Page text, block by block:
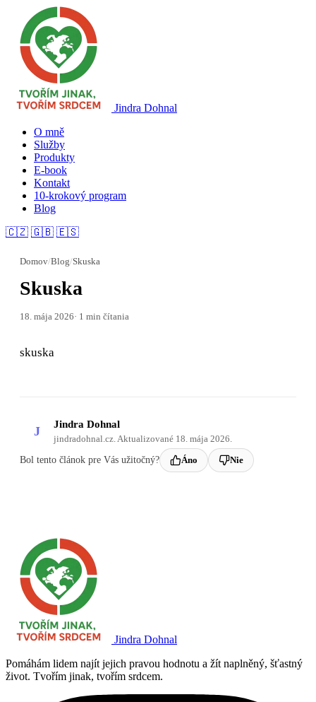
Jindra Dohnal
O mně
Služby
Produkty
E-book
Kontakt
10-krokový program
Blog
🇨🇿 🇬🇧 🇪🇸
Domov/Blog/Skuska
Skuska
18. mája 2026· 1 min čítania
skuska
J Jindra Dohnal
jindradohnal.cz. Aktualizované 18. mája 2026.
Bol tento článok pre Vás užitočný? Áno Nie
Jindra Dohnal
Pomáhám lidem najít jejich pravou hodnotu a žít naplněný, šťastný
život. Tvořím jinak, tvořím srdcem.